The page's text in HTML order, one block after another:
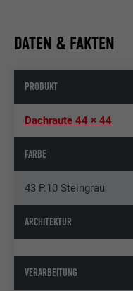
DATEN & FAKTEN
PRODUKT
Dachraute 44 × 44
FARBE
43 P.10 Steingrau
ARCHITEKTUR
VERARBEITUNG